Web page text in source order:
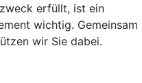
erfüllt, ist ein
wichtig. Gemeinsam
wir Sie dabei.